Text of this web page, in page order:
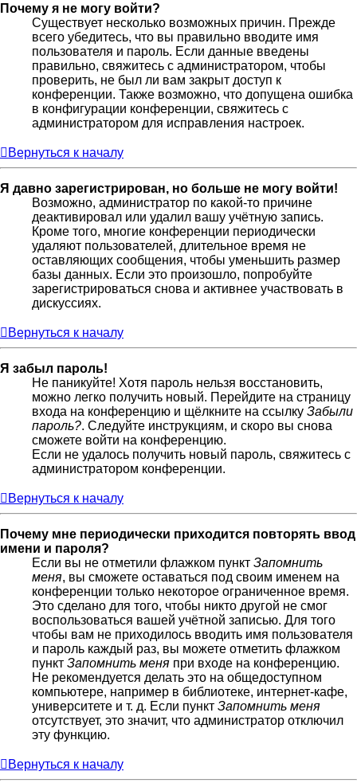
Почему я не могу войти?
Существует несколько возможных причин. Прежде
всего убедитесь, что вы правильно вводите имя
пользователя и пароль. Если данные введены
правильно, свяжитесь с администратором, чтобы
проверить, не был ли вам закрыт доступ к
конференции. Также возможно, что допущена ошибка
в конфигурации конференции, свяжитесь с
администратором для исправления настроек.
Вернуться к началу
Я давно зарегистрирован, но больше не могу войти!
Возможно, администратор по какой-то причине
деактивировал или удалил вашу учётную запись.
Кроме того, многие конференции периодически
удаляют пользователей, длительное время не
оставляющих сообщения, чтобы уменьшить размер
базы данных. Если это произошло, попробуйте
зарегистрироваться снова и активнее участвовать в
дискуссиях.
Вернуться к началу
Я забыл пароль!
Не паникуйте! Хотя пароль нельзя восстановить,
можно легко получить новый. Перейдите на страницу
входа на конференцию и щёлкните на ссылку Забыли
пароль?. Следуйте инструкциям, и скоро вы снова
сможете войти на конференцию.
Если не удалось получить новый пароль, свяжитесь с
администратором конференции.
Вернуться к началу
Почему мне периодически приходится повторять ввод
имени и пароля?
Если вы не отметили флажком пункт Запомнить
меня, вы сможете оставаться под своим именем на
конференции только некоторое ограниченное время.
Это сделано для того, чтобы никто другой не смог
воспользоваться вашей учётной записью. Для того
чтобы вам не приходилось вводить имя пользователя
и пароль каждый раз, вы можете отметить флажком
пункт Запомнить меня при входе на конференцию.
Не рекомендуется делать это на общедоступном
компьютере, например в библиотеке, интернет-кафе,
университете и т. д. Если пункт Запомнить меня
отсутствует, это значит, что администратор отключил
эту функцию.
Вернуться к началу